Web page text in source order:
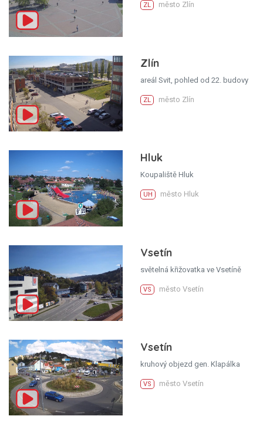
ZL město Zlín
Zlín
areál Svit, pohled od 22. budovy
ZL město Zlín
Hluk
Koupaliště Hluk
UH město Hluk
Vsetín
světelná křižovatka ve Vsetíně
VS město Vsetín
Vsetín
kruhový objezd gen. Klapálka
VS město Vsetín